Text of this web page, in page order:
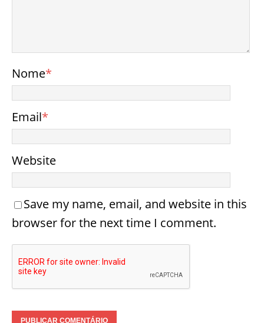
Nome*
Email*
Website
Save my name, email, and website in this
browser for the next time I comment.